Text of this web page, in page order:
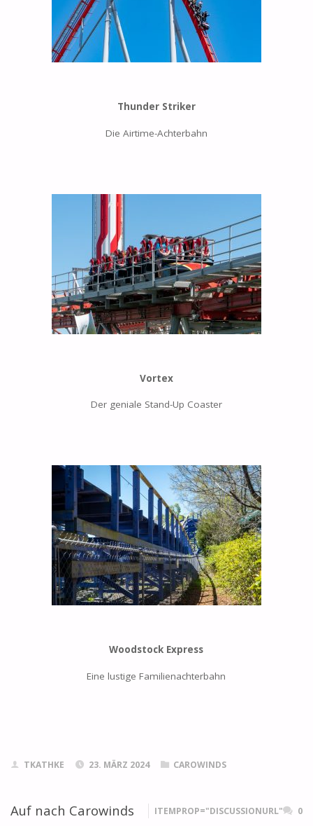
Thunder Striker
Die Airtime-Achterbahn
Vortex
Der geniale Stand-Up Coaster
Woodstock Express
Eine lustige Familienachterbahn
TKATHKE 23. MÄRZ 2024 CAROWINDS
Auf nach Carowinds ITEMPROP="DISCUSSIONURL" 0